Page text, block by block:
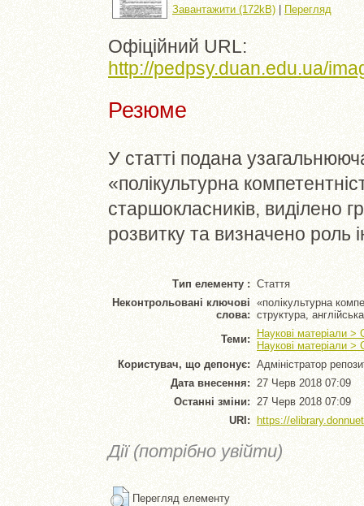
Завантажити (172kB) | Перегляд
Офіційний URL:
http://pedpsy.duan.edu.ua/
Резюме
У статті подана
«полікультурна
старшокласників, виділено
розвитку та визначено роль
Тип елементу : Стаття
Неконтрольовані ключові
слова:
«полікультурна
структура,
Теми:
Наукові матеріали >
Наукові матеріали >
Користувач, що депонує: Адміністратор
Дата внесення: 27 Черв 2018 07:09
Останні зміни: 27 Черв 2018 07:09
URI:
https://
Дії (потрібно увійти)
Перегляд елементу